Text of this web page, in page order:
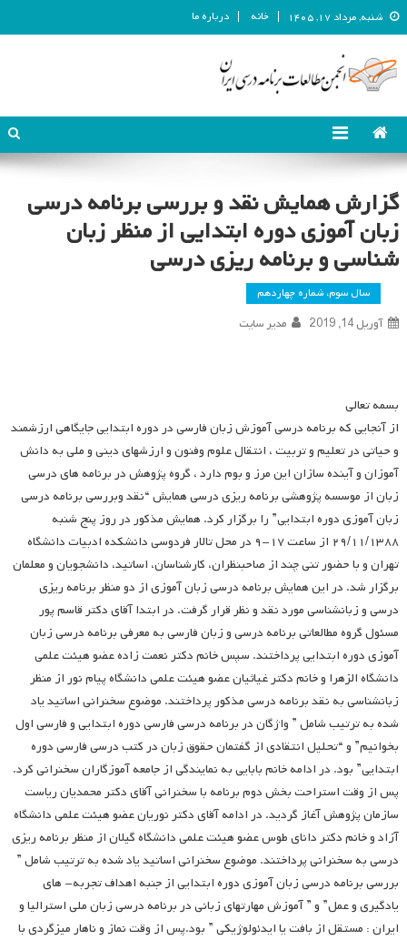
شنبه, مرداد ۱۷, ۱۴۰۵ خانه درباره ما
انجمن مطالعات برنامه درسی ایران
گزارش همایش نقد و بررسی برنامه درسی
زبان آموزی دوره ابتدایی از منظر زبان
شناسی و برنامه ریزی درسی
سال سوم، شماره چهاردهم
آوریل 14, 2019 مدیر سایت
بسمه تعالی
از آنجایی که برنامه درسی آموزش زبان فارسی در دوره ابتدایی جایگاهی ارزشمند
و حیاتی در تعلیم و تربیت ، انتقال علوم وفنون و ارزشهای دینی و ملی به دانش
آموزان و آینده سازان این مرز و بوم دارد ، گروه پژوهش در برنامه های درسی
زبان از موسسه پژوهشی برنامه ریزی درسی همایش “نقد وبررسی برنامه درسی
زبان آموزی دوره ابتدایی” را برگزار کرد. همایش مذکور در روز پنج شنبه
۲۹/۱۱/۱۳۸۸ از ساعت ۱۷-۹ در محل تالار فردوسی دانشکده ادبیات دانشگاه
تهران و با حضور تنی چند از صاحبنظران، کارشناسان، اساتید، دانشجویان و معلمان
برگزار شد. در این همایش برنامه درسی زبان آموزی از دو منظر برنامه ریزی
درسی و زبانشناسی مورد نقد و نظر قرار گرفت. در ابتدا آقای دکتر قاسم پور
مسئول گروه مطالعاتی برنامه درسی و زبان فارسی به معرفی برنامه درسی زبان
آموزی دوره ابتدایی پرداختند. سپس خانم دکتر نعمت زاده عضو هیئت علمی
دانشگاه الزهرا و خانم دکتر غیاثیان عضو هیئت علمی دانشگاه پیام نور از منظر
زبانشناسی به نقد برنامه درسی مذکور پرداختند. موضوع سخنرانی اساتید یاد
شده به ترتیب شامل ” واژگان در برنامه درسی فارسی دوره ابتدایی و فارسی اول
بخوانیم” و “تحلیل انتقادی از گفتمان حقوق زبان در کتب درسی فارسی دوره
ابتدایی” بود. در ادامه خانم بابایی به نمایندگی از جامعه آموزگاران سخنرانی کرد.
پس از وقت استراحت بخش دوم برنامه با سخنرانی آقای دکتر محمدیان ریاست
سازمان پژوهش آغاز گردید. در ادامه آقای دکتر نوریان عضو هیئت علمی دانشگاه
آزاد و خانم دکتر دانای طوس عضو هیئت علمی دانشگاه گیلان از منظر برنامه ریزی
درسی به سخنرانی پرداختند. موضوع سخنرانی اساتید یاد شده به ترتیب شامل ”
بررسی برنامه درسی زبان آموزی دوره ابتدایی از جنبه اهداف تجربه- های
یادگیری و عمل” و ” آموزش مهارتهای زبانی در برنامه درسی زبان ملی استرالیا و
ایران : مستقل از بافت یا ایدئولوژیکی ” بود.پس از وقت نماز و ناهار میزگردی با